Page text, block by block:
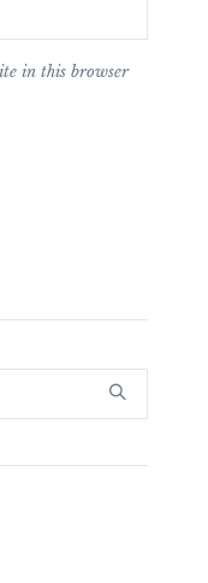
in this browser